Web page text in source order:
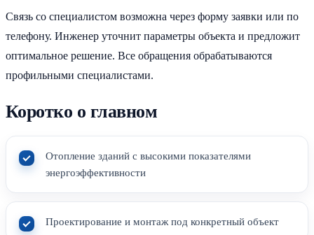
Связь со специалистом возможна через форму заявки или по
телефону. Инженер уточнит параметры объекта и предложит
оптимальное решение. Все обращения обрабатываются
профильными специалистами.
Коротко о главном
Отопление зданий с высокими показателями
энергоэффективности
Проектирование и монтаж под конкретный объект